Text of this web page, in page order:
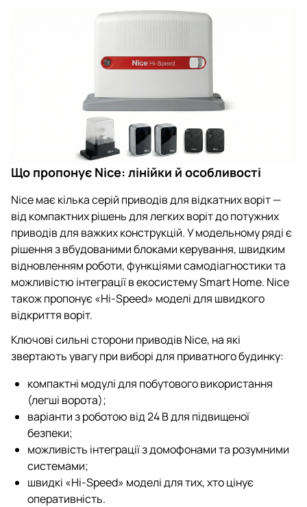
Що пропонує Nice: лінійки й особливості
Nice має кілька серій приводів для відкатних воріт —
від компактних рішень для легких воріт до потужних
приводів для важких конструкцій. У модельному ряді є
рішення з вбудованими блоками керування, швидким
відновленням роботи, функціями самодіагностики та
можливістю інтеграції в екосистему Smart Home. Nice
також пропонує «Hi-Speed» моделі для швидкого
відкриття воріт.
Ключові сильні сторони приводів Nice, на які
звертають увагу при виборі для приватного будинку:
компактні модулі для побутового використання
(легші ворота);
варіанти з роботою від 24 В для підвищеної
безпеки;
можливість інтеграції з домофонами та розумними
системами;
швидкі «Hi-Speed» моделі для тих, хто цінує
оперативність.